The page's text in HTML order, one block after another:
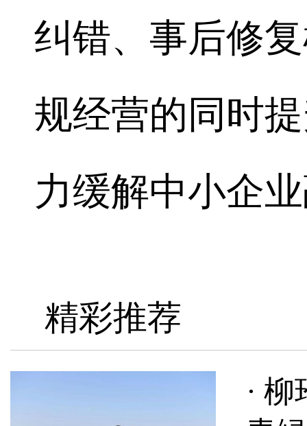
纠错、事后修
规经营的同时
力缓解中小企
精彩推荐
·